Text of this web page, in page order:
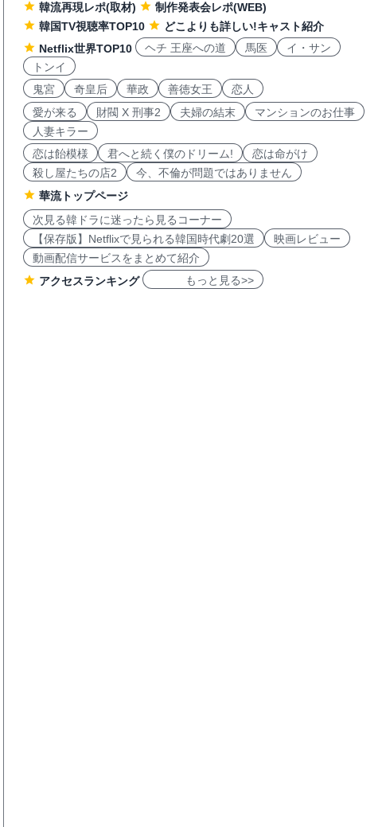
韓流再現レポ(取材)
制作発表会レポ(WEB)
韓国TV視聴率TOP10
どこよりも詳しい!キャスト紹介
Netflix世界TOP10
ヘチ 王座への道 馬医
イ・サン
トンイ
鬼宮
奇皇后 華政 善徳女王
恋人
愛が来る
財閥 X 刑事2 夫婦の結末
マンションのお仕事
人妻キラー
恋は飴模様
君へと続く僕のドリーム!
恋は命がけ
殺し屋たちの店2
今、不倫が問題ではありません
華流トップページ
次見る韓ドラに迷ったら見るコーナー
【保存版】Netflixで見られる韓国時代劇20選
映画レビュー
動画配信サービスをまとめて紹介
アクセスランキング
もっと見る>>